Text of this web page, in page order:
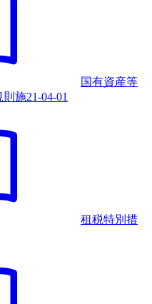
国有資産等
施21-04-01
租税特別措